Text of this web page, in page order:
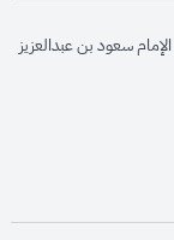
سعود بن عبدالعزيز